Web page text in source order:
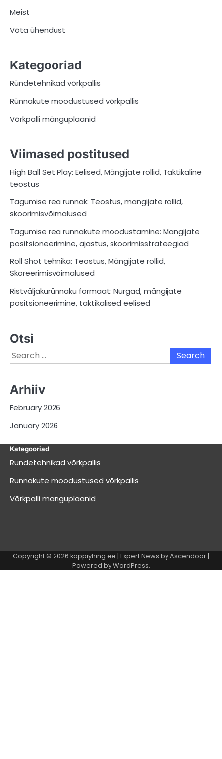
Meist
Võta ühendust
Kategooriad
Ründetehnikad võrkpallis
Rünnakute moodustused võrkpallis
Võrkpalli mänguplaanid
Viimased postitused
High Ball Set Play: Eelised, Mängijate rollid, Taktikaline
teostus
Tagumise rea rünnak: Teostus, mängijate rollid,
skoorimisvõimalused
Tagumise rea rünnakute moodustamine: Mängijate
positsioneerimine, ajastus, skoorimisstrateegiad
Roll Shot tehnika: Teostus, Mängijate rollid,
Skoreerimisvõimalused
Ristväljakurünnaku formaat: Nurgad, mängijate
positsioneerimine, taktikalised eelised
Otsi
Search
for:
Arhiiv
February 2026
January 2026
Kategooriad
Ründetehnikad võrkpallis
Rünnakute moodustused võrkpallis
Võrkpalli mänguplaanid
Copyright © 2026 kappiyhing.ee | Expert News byAscendoor|
Powered byWordPress.